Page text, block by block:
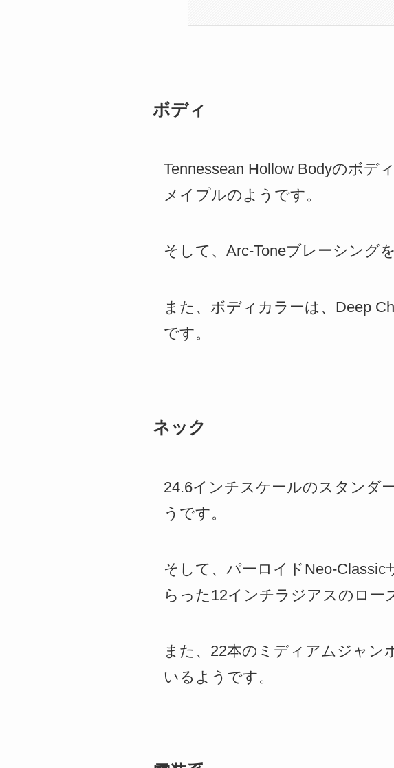
ボディ
Tennessean Hollow Bodyのボデ
メイプルのようです。
そして、Arc-Toneブレーシング
また、ボディカラーは、Deep
です。
ネック
24.6インチスケールのスタンダ
うです。
そして、パーロイドNeo-
らった12インチラジアスのロー
また、22本のミディアムジャン
いるようです。